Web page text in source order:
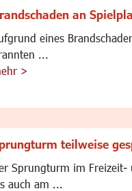
an
eines
...
>
teilweise
Sprungturm im Freizeit-
auch am ...